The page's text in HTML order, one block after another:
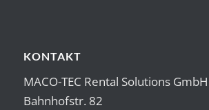
KONTAKT
MACO-TEC Rental Solutions GmbH
Bahnhofstr. 82